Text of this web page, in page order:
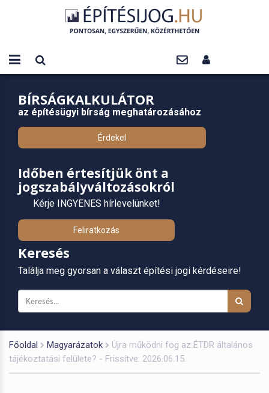
BÍRSÁGKALKULÁTOR
az építésügyi bírság meghatározásához
Érdekel
Időben értesítjük önt a
jogszabályváltozásokról
Kérje INGYENES hírlevelünket!
Feliratkozás
Keresés
Találja meg gyorsan a választ építési jogi kérdéseire!
Főoldal Magyarázatok
Újra működni fog az ÉTDR általános
tájékoztatási felülete? - Frissítve: 2026.06.15.